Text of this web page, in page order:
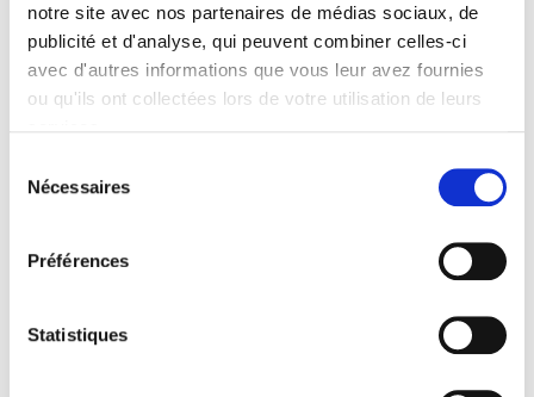
notre site avec nos partenaires de médias sociaux, de
publicité et d'analyse, qui peuvent combiner celles-ci
avec d'autres informations que vous leur avez fournies
ou qu'ils ont collectées lors de votre utilisation de leurs
Nécessaires
Préférences
Statistiques